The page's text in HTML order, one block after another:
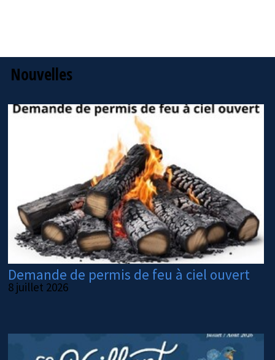
Nouvelles
Demande de permis de feu à ciel ouvert
8 juillet 2026